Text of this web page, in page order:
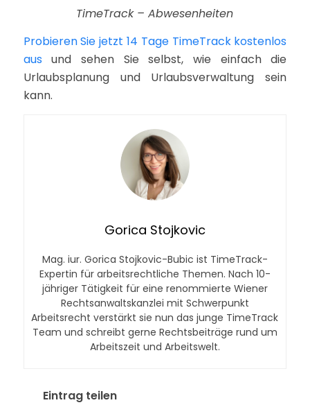
TimeTrack – Abwesenheiten
Probieren Sie jetzt 14 Tage TimeTrack kostenlos
ausund sehen Sie selbst, wie einfach die
Urlaubsplanung und Urlaubsverwaltung sein
kann.
Gorica Stojkovic
Mag. iur. Gorica Stojkovic-Bubic ist TimeTrack-
Expertin für arbeitsrechtliche Themen. Nach 10-
jähriger Tätigkeit für eine renommierte Wiener
Rechtsanwaltskanzlei mit Schwerpunkt
Arbeitsrecht verstärkt sie nun das junge TimeTrack
Team und schreibt gerne Rechtsbeiträge rund um
Arbeitszeit und Arbeitswelt.
Eintrag teilen